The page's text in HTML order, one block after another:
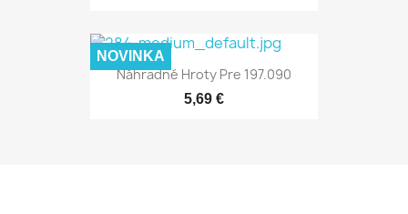
Náhradné Hroty Pre 197.090
5,69 €
NOVINKA